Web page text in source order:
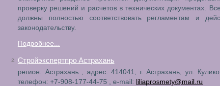
проверку решений и расчетов в технических документах.
должны полностью соответствовать регламентам и
законодательству.
Подробнее...
2. Стройэкспертпро Астрахань
регион: Астрахань , адрес: 414041, г. Астрахань, ул.
телефон: +7-908-177-44-75 , e-mail: liliaprosmety@mail.ru